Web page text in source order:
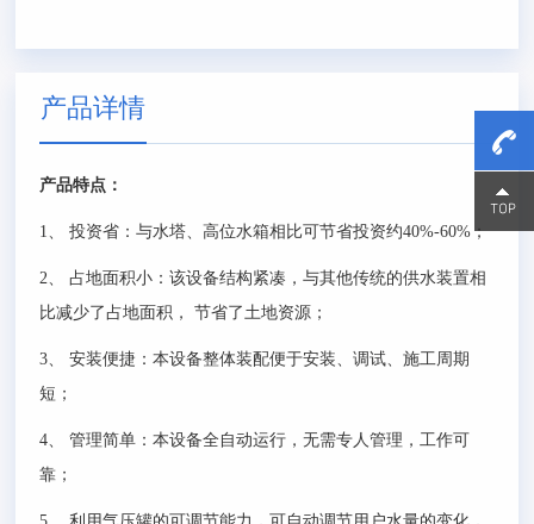
产品详情
产品特点：
1、 投资省：与水塔、高位水箱相比可节省投资约40%-60% ；
2、
占地面积小：该设备结构紧凑，与其他传统的供水装置相
比减少了占地面积，
节省了土地资源；
3、
安装便捷：本设备整体装配便于安装、调试、施工周期
短；
4、
管理简单：本设备全自动运行，无需专人管理，工作可
靠；